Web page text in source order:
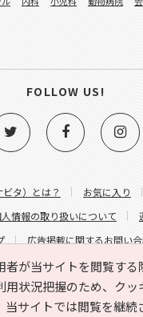
者が当サイトを閲覧す
用状況把握のため、クッ
当サイトでは閲覧を継続
ビタ）とは？ お気に入り
情報の取り扱いについて
広告掲載に関するお問い
トの内容に関するお問い合わせ
FOLLOW US!